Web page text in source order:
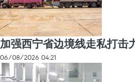
加强西宁省边境线走私打击
06/08/2026 04:21